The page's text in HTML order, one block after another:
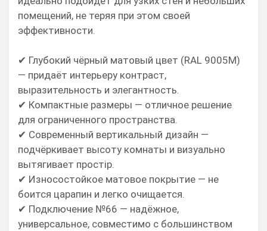
помещений, не теряя при этом своей
эффективности.
✔ Глубокий чёрный матовый цвет (RAL 9005M)
— придаёт интерьеру контраст,
выразительность и элегантность.
✔ Компактные размеры — отличное решение
для ограниченного пространства.
✔ Современный вертикальный дизайн —
подчёркивает высоту комнаты и визуально
вытягивает простір.
✔ Износостойкое матовое покрытие — не
боится царапин и легко очищается.
✔ Подключение №66 — надёжное,
универсальное, совместимо с большинством